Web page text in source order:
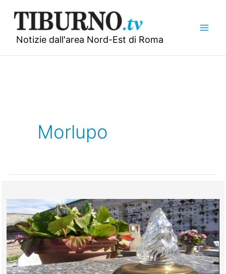
contenuto
Notizie dall'area Nord-Est di Roma
Morlupo